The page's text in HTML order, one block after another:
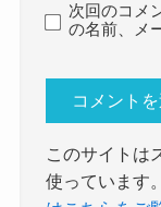
次回のコメ
の名前、メ
このサイトは
使っています。